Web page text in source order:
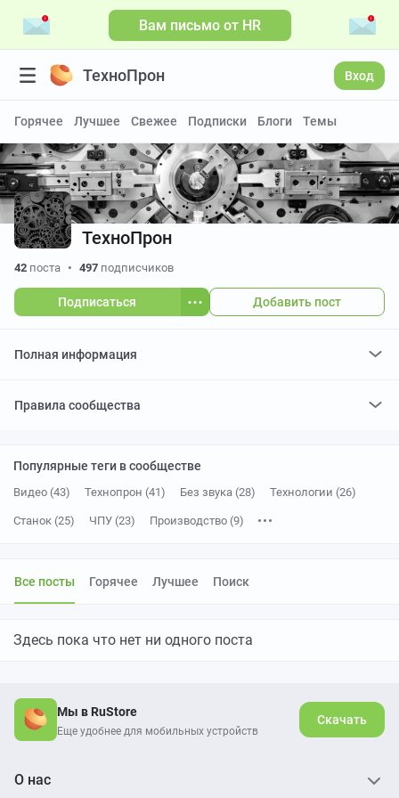
Вам письмо от HR
ТехноПрон Вход
Горячее Лучшее Свежее Подписки Блоги Темы
ТехноПрон
42 поста • 497 подписчиков
Подписаться Добавить пост
Полная информация
Правила сообщества
Популярные теги в сообществе
Видео (43) Технопрон (41) Без звука (28) Технологии (26)
Станок (25) ЧПУ (23) Производство (9)
Лазерная резка (5)
Все посты Горячее Лучшее Поиск
Здесь пока что нет ни одного поста
Мы в RuStore
Еще удобнее для мобильных устройств
Скачать
О нас